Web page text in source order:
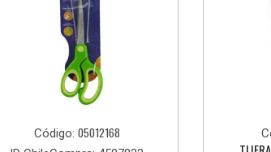
Código: 05012168